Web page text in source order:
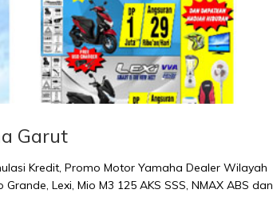
Garut
Kredit, Promo Motor Yamaha Dealer Wilayah
Lexi, Mio M3 125 AKS SSS, NMAX ABS dan